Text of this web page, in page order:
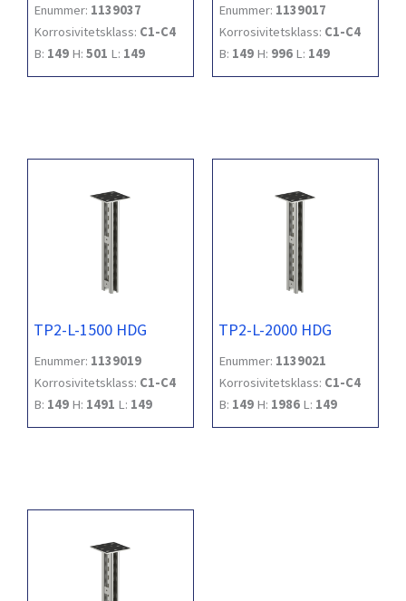
Enummer: 1139037
Korrosivitetsklass: C1-C4
B: 149 H: 501 L: 149
Enummer: 1139017
Korrosivitetsklass: C1-C4
B: 149 H: 996 L: 149
TP2-L-1500 HDG
Enummer: 1139019
Korrosivitetsklass: C1-C4
B: 149 H: 1491 L: 149
TP2-L-2000 HDG
Enummer: 1139021
Korrosivitetsklass: C1-C4
B: 149 H: 1986 L: 149